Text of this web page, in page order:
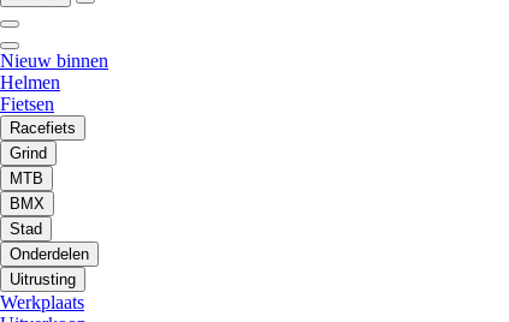
Nieuw binnen
Helmen
Fietsen
Racefiets
Grind
MTB
BMX
Stad
Onderdelen
Uitrusting
Werkplaats